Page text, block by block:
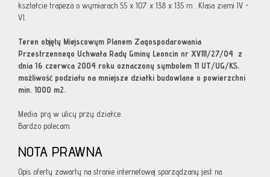
kształcie trapeza o wymiarach 55 x 107 x 138 x 135 m . Klasa ziemi IV -
VI.
Teren objęty Miejscowym Planem Zagospodarowania
Przestrzennego Uchwała Rady Gminy Leoncin nr XVIII/27/04 z
dnia 16 czerwca 2004 roku oznaczony symbolem 11 UT/UG/KS,
możliwość podziału na mniejsze działki budowlane o powierzchni
min. 1000 m2.
Media: prą w ulicy przy działce.
Bardzo polecam.
NOTA PRAWNA
Opis oferty zawarty na stronie internetowej sporządzany jest na